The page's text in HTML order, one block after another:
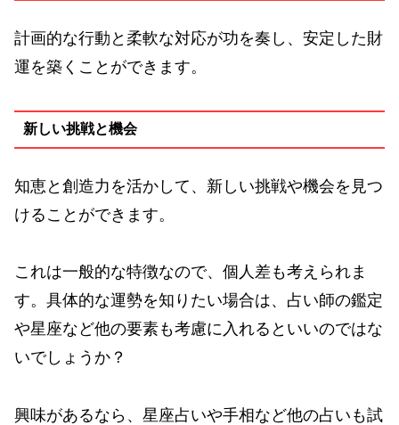
計画的な行動と柔軟な対応が功を奏し、安定した財
運を築くことができます。
新しい挑戦と機会
知恵と創造力を活かして、新しい挑戦や機会を見つ
けることができます。
これは一般的な特徴なので、個人差も考えられま
す。具体的な運勢を知りたい場合は、占い師の鑑定
や星座など他の要素も考慮に入れるといいのではな
いでしょうか？
興味があるなら、星座占いや手相など他の占いも試